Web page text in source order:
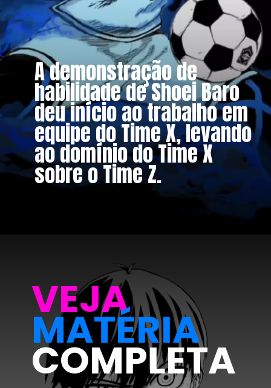
A demonstração de
habilidade de Shoei Baro
deu início ao trabalho em
equipe do Time X, levando
ao domínio do Time X
sobre o Time Z.
VEJA
MATÉRIA
COMPLETA